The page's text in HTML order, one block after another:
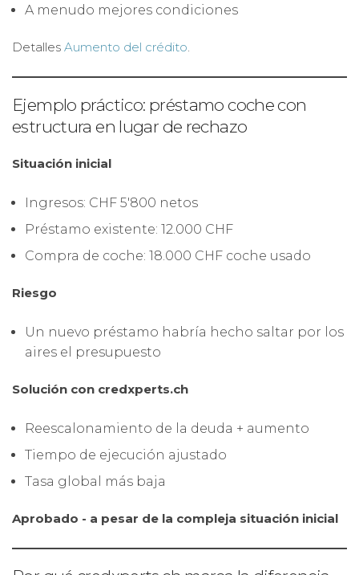
A menudo mejores condiciones
Detalles Aumento del crédito
Ejemplo práctico: préstamo coche con
estructura en lugar de rechazo
Situación inicial
Ingresos: CHF 5'800 netos
Préstamo existente: 12.000 CHF
Compra de coche: 18.000 CHF coche usado
Riesgo
Un nuevo préstamo habría hecho saltar por los
aires el presupuesto
Solución con credxperts.ch
Reescalonamiento de la deuda + aumento
Tiempo de ejecución ajustado
Tasa global más baja
Aprobado - a pesar de la compleja situación inicial